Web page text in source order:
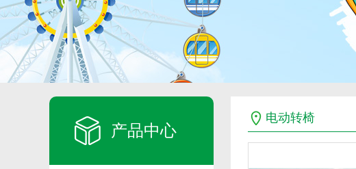
产品中心
电动转椅